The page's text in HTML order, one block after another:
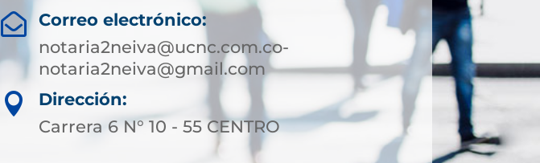

Correo electrónico:
notaria2neiva@ucnc.com.co-
notaria2neiva@gmail.com

Dirección:
Carrera 6 N° 10 - 55 CENTRO